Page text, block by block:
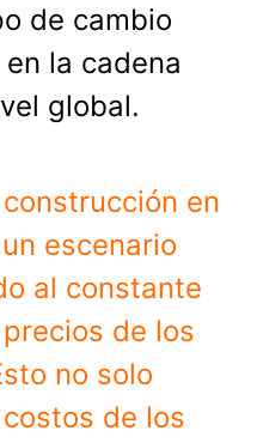
de cambio
la cadena
global.
en
escenario
al constante
de los
no solo
de los